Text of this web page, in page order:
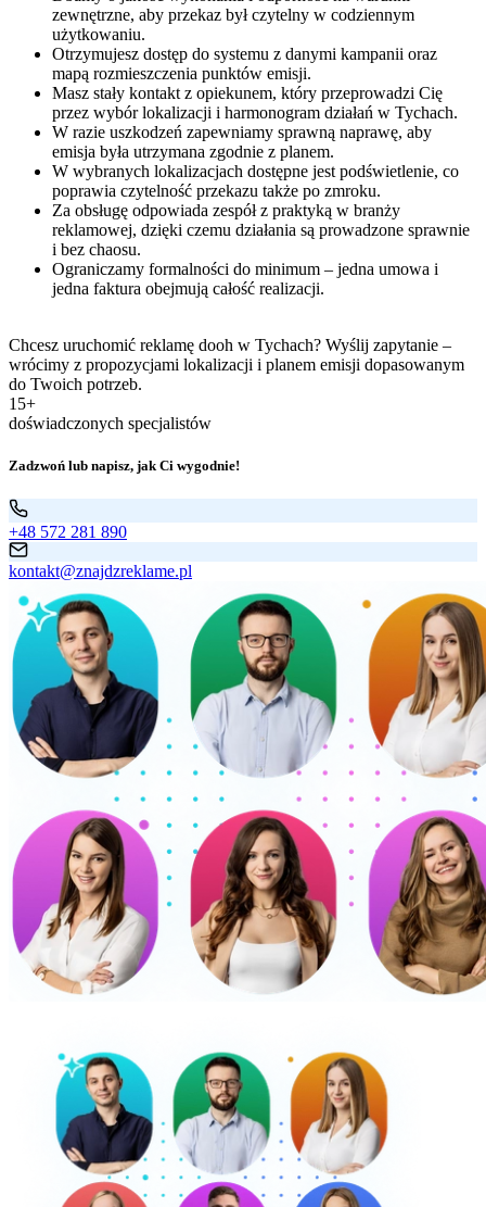
zewnętrzne, aby przekaz był czytelny w codziennym
użytkowaniu.
Otrzymujesz dostęp do systemu z danymi kampanii oraz
mapą rozmieszczenia punktów emisji.
Masz stały kontakt z opiekunem, który przeprowadzi Cię
przez wybór lokalizacji i harmonogram działań w Tychach.
W razie uszkodzeń zapewniamy sprawną naprawę, aby
emisja była utrzymana zgodnie z planem.
W wybranych lokalizacjach dostępne jest podświetlenie, co
poprawia czytelność przekazu także po zmroku.
Za obsługę odpowiada zespół z praktyką w branży
reklamowej, dzięki czemu działania są prowadzone sprawnie
i bez chaosu.
Ograniczamy formalności do minimum – jedna umowa i
jedna faktura obejmują całość realizacji.
Chcesz uruchomić reklamę dooh w Tychach? Wyślij zapytanie –
wrócimy z propozycjami lokalizacji i planem emisji dopasowanym
do Twoich potrzeb.
15+
doświadczonych specjalistów
Zadzwoń lub napisz, jak Ci wygodnie!
+48 572 281 890
kontakt@znajdzreklame.pl